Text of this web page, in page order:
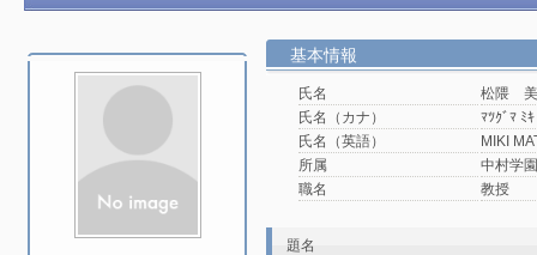
基本情報
氏名
松隈
氏名（カナ）
ﾏﾂｸﾞﾏ ﾐｷ
氏名（英語）
MIKI
所属
中村学
職名
教授
題名